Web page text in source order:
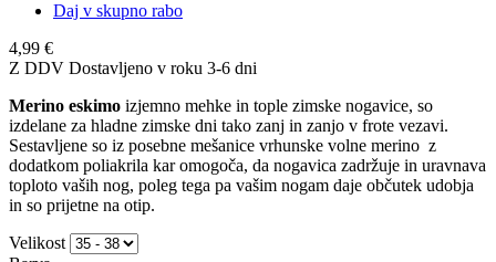
Daj v skupno rabo
4,99 €
Z DDV Dostavljeno v roku 3-6 dni
Merino eskimo izjemno mehke in tople zimske nogavice, so
izdelane za hladne zimske dni tako zanj in zanjo v frote vezavi.
Sestavljene so iz posebne mešanice vrhunske volne merino z
dodatkom poliakrila kar omogoča, da nogavica zadržuje in uravnava
toploto vaših nog, poleg tega pa vašim nogam daje občutek udobja
in so prijetne na otip.
Velikost